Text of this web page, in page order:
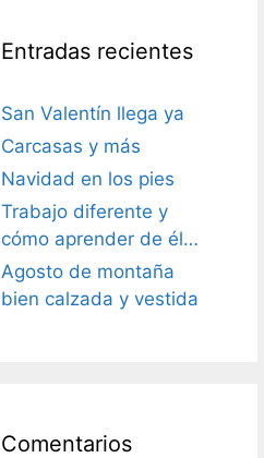
Entradas recientes
San Valentín llega ya
Carcasas y más
Navidad en los pies
Trabajo diferente y
cómo aprender de él…
Agosto de montaña
bien calzada y vestida
Comentarios